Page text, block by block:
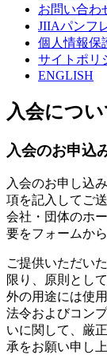
お問い合わ
JIIAパンフ
個人情報保
サイトポリ
ENGLISH
入会につい
入会のお申込
入会のお申し込
項を記入してご
会社・団体のホ
要をフォームか
ご提供いただい
限り、原則とし
外の用途には使
法令およびコン
いに関して、厳
承をお願い申し上